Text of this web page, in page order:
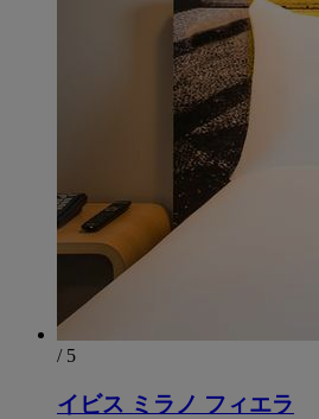
/ 5
イビス ミラノ フィエラ